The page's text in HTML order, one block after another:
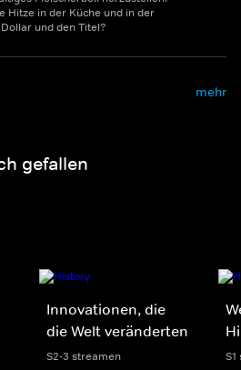
Hitze in der Küche und in der
und den Titel?
mehr
gefallen
Innovationen, die
die Welt veränderten
S2-3 streamen